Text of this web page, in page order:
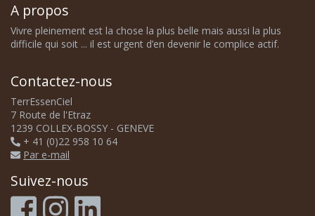
A propos
Vivre pleinement est la chose la plus belle mais aussi la plus
difficile qui soit ... il est urgent d’en devenir le complice actif.
Contactez-nous
TerrEssenCiel
7 Route de l'Etraz
1239 COLLEX-BOSSY - GENEVE
+ 41 (0)22 958 10 64
Par e-mail
Suivez-nous